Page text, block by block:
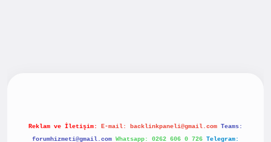
Reklam ve İletişim: E-mail: backlinkpaneli@gmail.com Teams:
forumhizmeti@gmail.com Whatsapp: 0262 606 0 726 Telegram: